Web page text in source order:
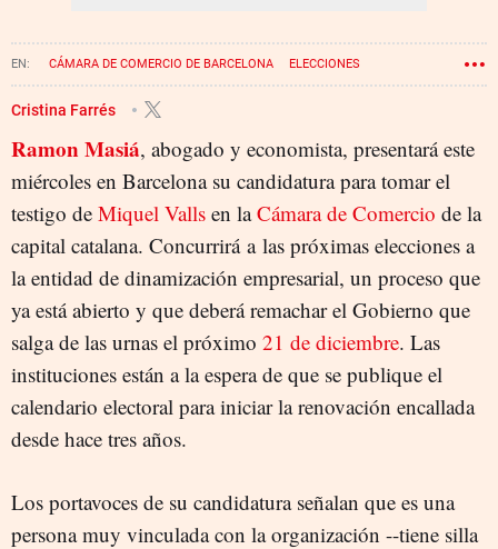
CÁMARA DE COMERCIO DE BARCELONA ELECCIONES
MIQUEL VALLS RAMON MASIÀ
Cristina Farrés
Ramon Masiá, abogado y economista, presentará este
miércoles en Barcelona su candidatura para tomar el
testigo de Miquel Valls en laCámara de Comercio de la
capital catalana. Concurrirá a las próximas elecciones a
la entidad de dinamización empresarial, un proceso que
ya está abierto y que deberá remachar el Gobierno que
salga de las urnas el próximo 21 de diciembre. Las
instituciones están a la espera de que se publique el
calendario electoral para iniciar la renovación encallada
desde hace tres años.
Los portavoces de su candidatura señalan que es una
persona muy vinculada con la organización --tiene silla